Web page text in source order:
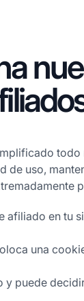
de uso,